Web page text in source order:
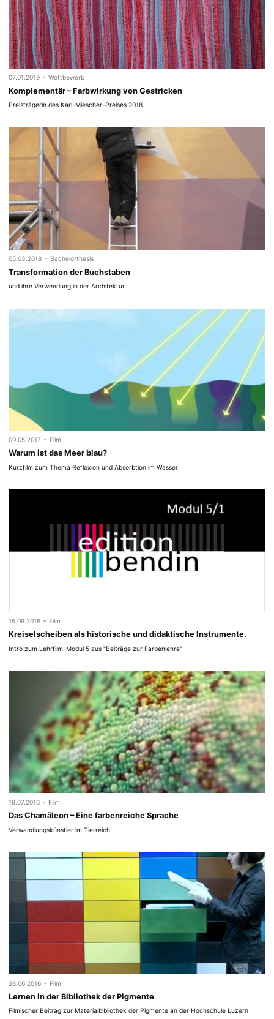
07.01.2019 - Wettbewerb
Komplementär – Farbwirkung von Gestricken
Preisträgerin des Karl-Miescher-Preises 2018
05.03.2018 - Bachelorthesis
Transformation der Buchstaben
und ihre Verwendung in der Architektur
09.05.2017 - Film
Warum ist das Meer blau?
Kurzfilm zum Thema Reflexion und Absorbtion im Wasser
15.09.2016 - Film
Kreiselscheiben als historische und didaktische Instrumente.
Intro zum Lehrfilm-Modul 5 aus "Beiträge zur Farbenlehre"
19.07.2016 - Film
Das Chamäleon – Eine farbenreiche Sprache
Verwandlungskünstler im Tierreich
28.06.2016 - Film
Lernen in der Bibliothek der Pigmente
Filmischer Beitrag zur Materialbibliothek der Pigmente an der Hochschule Luzern